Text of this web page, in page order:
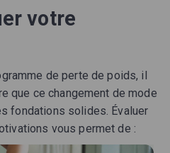
votre
de perte de poids, il
que ce changement de mode
fondations solides. Évaluer
vous permet de :